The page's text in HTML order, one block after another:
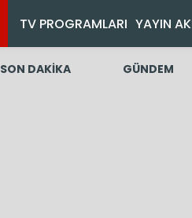
TV PROGRAMLARI YAYIN
SON DAKİKA GÜNDEM